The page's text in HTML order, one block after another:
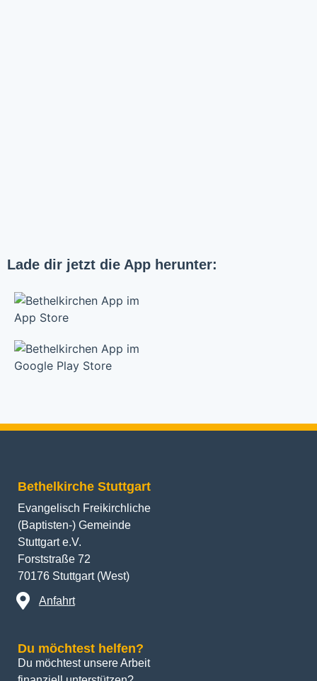
Lade dir jetzt die App herunter:
Bethelkirche Stuttgart
Evangelisch Freikirchliche
(Baptisten-) Gemeinde
Stuttgart e.V.
Forststraße 72
70176 Stuttgart (West)
Anfahrt
Du möchtest helfen?
Du möchtest unsere Arbeit